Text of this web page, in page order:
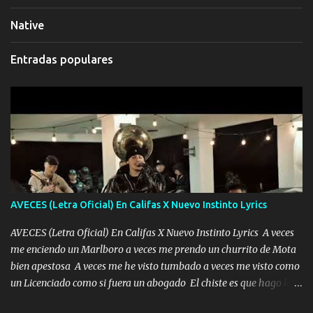
Native
Entradas populares
AVECES (Letra Oficial) En Califas X Nuevo Instinto Lyrics
AVECES (Letra Oficial) En Califas X Nuevo Instinto Lyrics A veces
me enciendo un Marlboro a veces me prendo un churrito de Mota
bien apestosa A veces me he visto tumbado a veces me visto como
un Licenciado como si fuera un abogado El chiste es que hago lo